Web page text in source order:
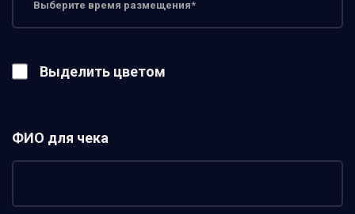
Выделить цветом
ФИО для чека